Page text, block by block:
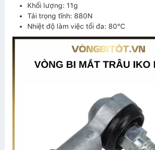
Khối lượng: 11g
Tải trọng tĩnh: 880N
Nhiệt độ làm việc tối đa: 80°C